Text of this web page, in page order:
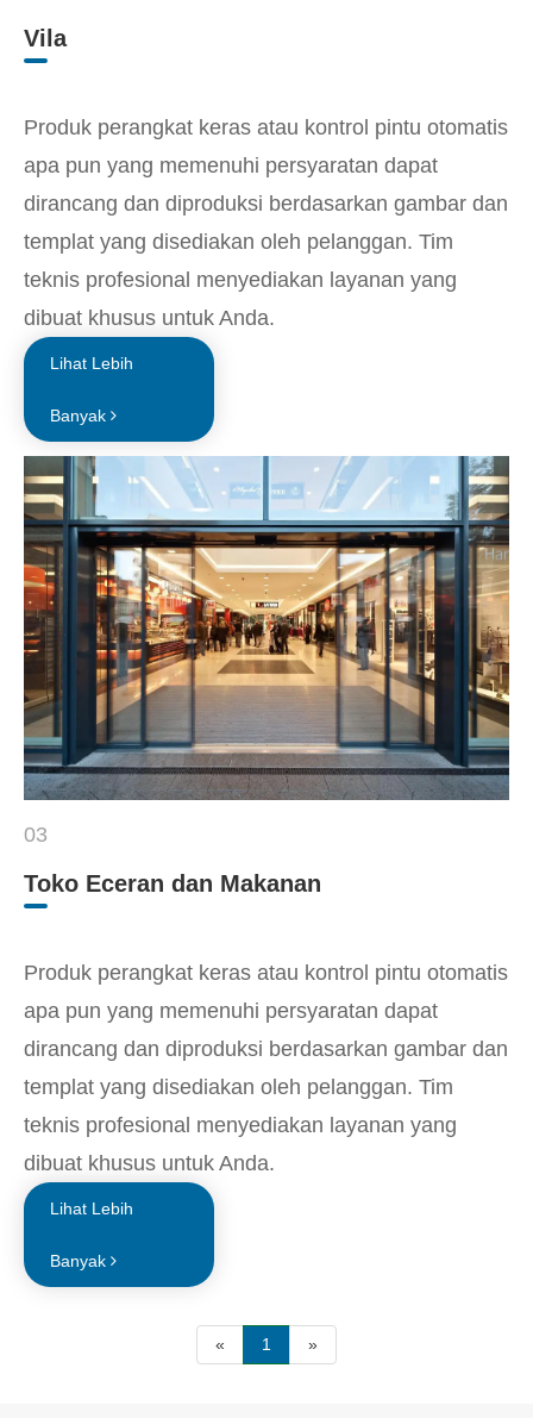
Vila
Produk perangkat keras atau kontrol pintu otomatis
apa pun yang memenuhi persyaratan dapat
dirancang dan diproduksi berdasarkan gambar dan
templat yang disediakan oleh pelanggan. Tim
teknis profesional menyediakan layanan yang
dibuat khusus untuk Anda.
Lihat Lebih
Banyak
03
Toko Eceran dan Makanan
Produk perangkat keras atau kontrol pintu otomatis
apa pun yang memenuhi persyaratan dapat
dirancang dan diproduksi berdasarkan gambar dan
templat yang disediakan oleh pelanggan. Tim
teknis profesional menyediakan layanan yang
dibuat khusus untuk Anda.
Lihat Lebih
Banyak
« 1 »